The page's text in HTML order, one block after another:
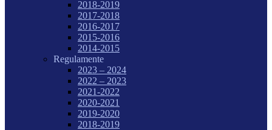
2018-2019
2017-2018
2016-2017
2015-2016
2014-2015
Regulamente
2023 – 2024
2022 – 2023
2021-2022
2020-2021
2019-2020
2018-2019